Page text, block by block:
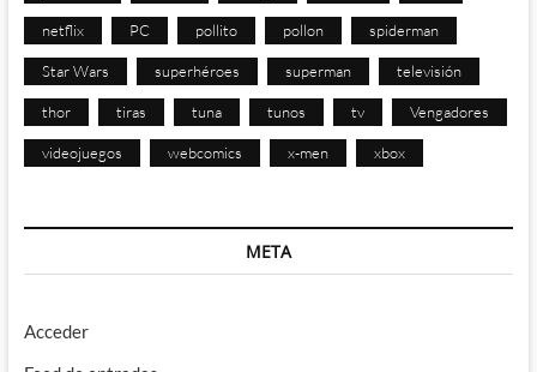
netflix PC pollito pollon spiderman
Star Wars superhéroes superman televisión
thor tiras tuna tunos tv Vengadores
videojuegos webcomics x-men xbox
META
Acceder